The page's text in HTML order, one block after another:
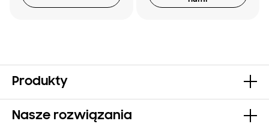
Produkty
Nasze rozwiązania